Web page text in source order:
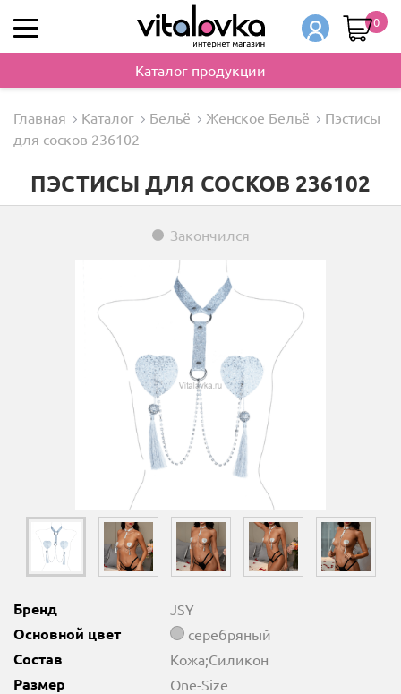
0
Каталог продукции
Главная Каталог Бельё Женское Бельё
Пэстисы
для сосков 236102
ПЭСТИСЫ ДЛЯ СОСКОВ 236102
Закончился
Бренд JSY
Основной цвет серебряный
Состав Кожа;Силикон
Размер One-Size